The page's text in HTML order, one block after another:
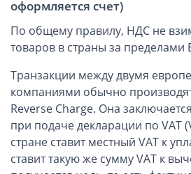
Дополнительные услуги
Правовые услуги
Информация, статьи
Способы оплаты
Вопросы и ответы
оформляется счет)
По общему правилу, НДС не
товаров в страны за пределами
Транзакции между двумя
компаниями обычно
Reverse Charge. Она
при подаче декларации по VAT
стране ставит местный VAT к
ставит такую же сумму VAT к